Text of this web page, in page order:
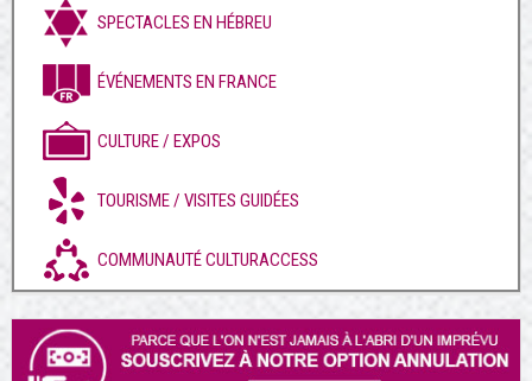
SPECTACLES EN HÉBREU
ÉVÉNEMENTS EN FRANCE
CULTURE / EXPOS
TOURISME / VISITES GUIDÉES
COMMUNAUTÉ CULTURACCESS